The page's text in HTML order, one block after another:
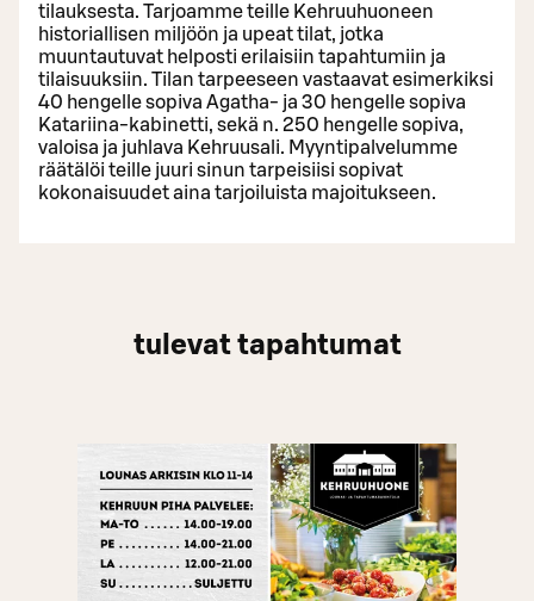
tilauksesta. Tarjoamme teille Kehruuhuoneen
historiallisen miljöön ja upeat tilat, jotka
muuntautuvat helposti erilaisiin tapahtumiin ja
tilaisuuksiin. Tilan tarpeeseen vastaavat esimerkiksi
40 hengelle sopiva Agatha- ja 30 hengelle sopiva
Katariina-kabinetti, sekä n. 250 hengelle sopiva,
valoisa ja juhlava Kehruusali. Myyntipalvelumme
räätälöi teille juuri sinun tarpeisiisi sopivat
kokonaisuudet aina tarjoiluista majoitukseen.
tulevat tapahtumat